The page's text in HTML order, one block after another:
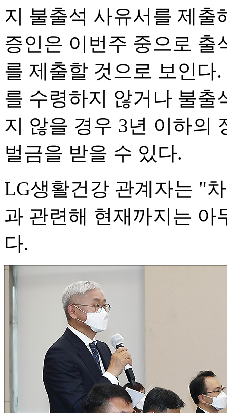
지 불출석 사유서를 제출
증인은 이번주 중으로 출
를 제출할 것으로 보인다
를 수령하지 않거나 불출
지 않을 경우 3년 이하의
벌금을 받을 수 있다.
LG생활건강 관계자는 "
과 관련해 현재까지는
다.